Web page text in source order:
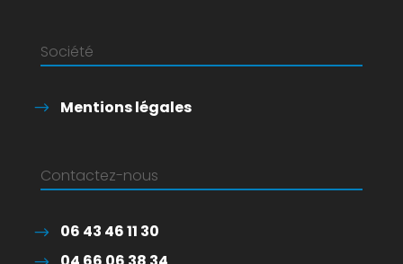
Société
Mentions légales
Contactez-nous
06 43 46 11 30